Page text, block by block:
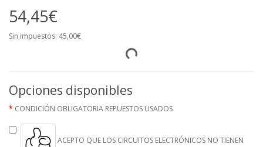
54,45€
Sin impuestos: 45,00€
Opciones disponibles
CONDICIÓN OBLIGATORIA REPUESTOS USADOS
ACEPTO QUE LOS CIRCUITOS ELECTRÓNICOS NO TIENEN